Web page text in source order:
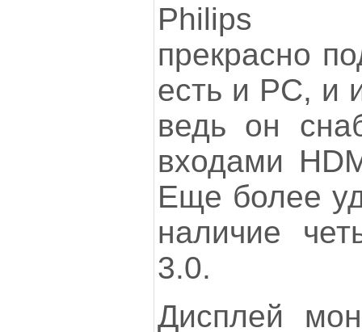
Philips
прекрасно
есть и PC, и
ведь он
входами
Еще более
наличие
3.0.
Дисплей